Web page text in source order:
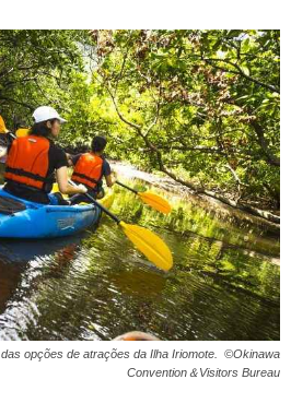
opções de atrações da Ilha Iriomote. ©Okinawa
Convention＆Visitors Bureau